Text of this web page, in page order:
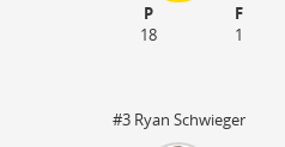
P
F
18
1
#3 Ryan Schwieger